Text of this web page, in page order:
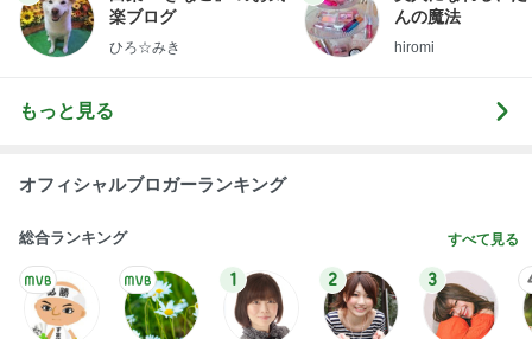
楽ブログ
ひろ☆みき
んの魔法
hiromi
もっと見る
オフィシャルブロガーランキング
総合ランキング すべて見る
1 2 3